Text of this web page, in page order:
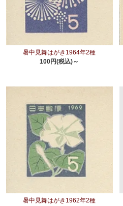
暑中見舞はがき1964年2種
100円(税込)～
暑中見舞はがき1962年2種